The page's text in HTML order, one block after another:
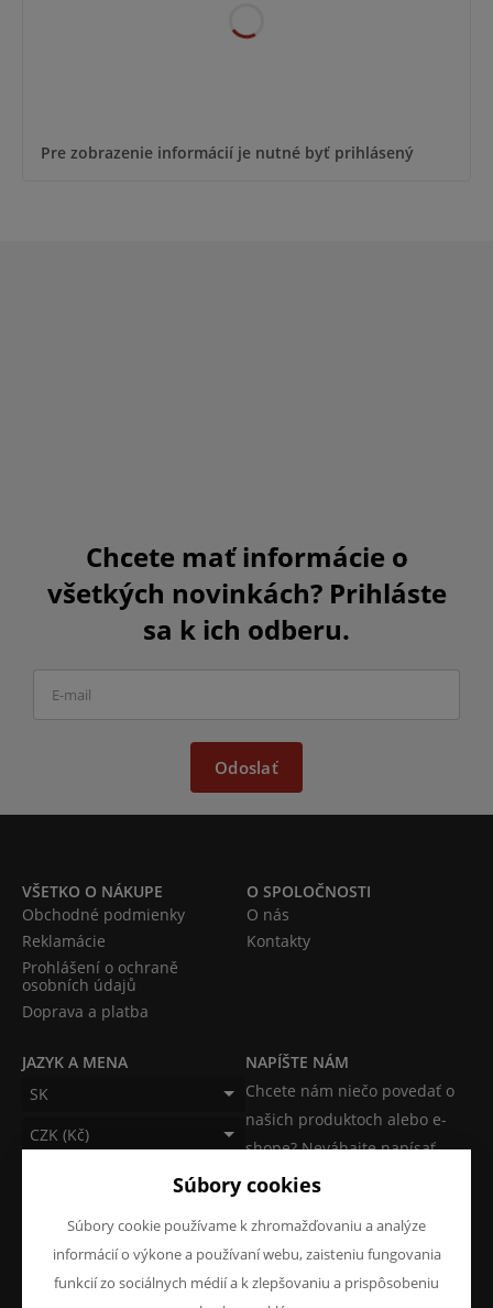
Pre zobrazenie informácií je nutné byť prihlásený
Chcete mať informácie o
všetkých novinkách? Prihláste
sa k ich odberu.
Odoslať
VŠETKO O NÁKUPE
Obchodné podmienky
Reklamácie
Prohlášení o ochraně
osobních údajů
Doprava a platba
O SPOLOČNOSTI
O nás
Kontakty
JAZYK A MENA
SK
CZK (Kč)
NAPÍŠTE NÁM
Chcete nám niečo povedať o
našich produktoch alebo e-
shope? Neváhajte napísať.
Chcem napísať správu
Súbory cookies
Súbory cookie používame k zhromažďovaniu a analýze
informácií o výkone a používaní webu, zaisteniu fungovania
funkcií zo sociálnych médií a k zlepšovaniu a prispôsobeniu